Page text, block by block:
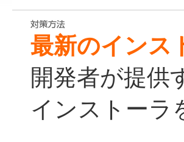
最新のインス
開発者が提供
インストーラ